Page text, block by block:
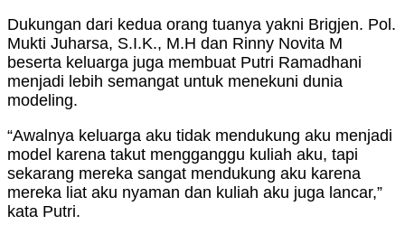
Dukungan dari kedua orang tuanya yakni Brigjen. Pol.
Mukti Juharsa, S.I.K., M.H dan Rinny Novita M
beserta keluarga juga membuat Putri Ramadhani
menjadi lebih semangat untuk menekuni dunia
modeling.
“Awalnya keluarga aku tidak mendukung aku menjadi
model karena takut mengganggu kuliah aku, tapi
sekarang mereka sangat mendukung aku karena
mereka liat aku nyaman dan kuliah aku juga lancar,”
kata Putri.